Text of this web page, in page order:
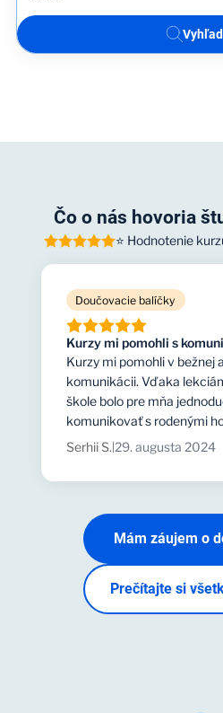
Čo o nás hovoria
⭐ Hodnotenie
Doučovacie balíčky
Kurzy mi pomohli s
Kurzy mi pomohli v bežnej
komunikácii. Vďaka
škole bolo pre mňa
komunikovať s rodenými
Serhii S. 29. augusta 2024
Mám záujem o
Prečítajte si